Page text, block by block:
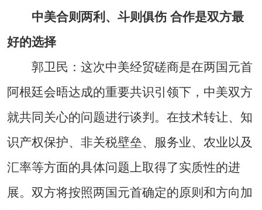
中美合则两利、斗则俱伤 合作是双方最
好的选择
郭卫民：这次中美经贸磋商是在两国元首
阿根廷会晤达成的重要共识引领下，中美双方
就共同关心的问题进行谈判。在技术转让、知
识产权保护、非关税壁垒、服务业、农业以及
汇率等方面的具体问题上取得了实质性的进
展。双方将按照两国元首确定的原则和方向加